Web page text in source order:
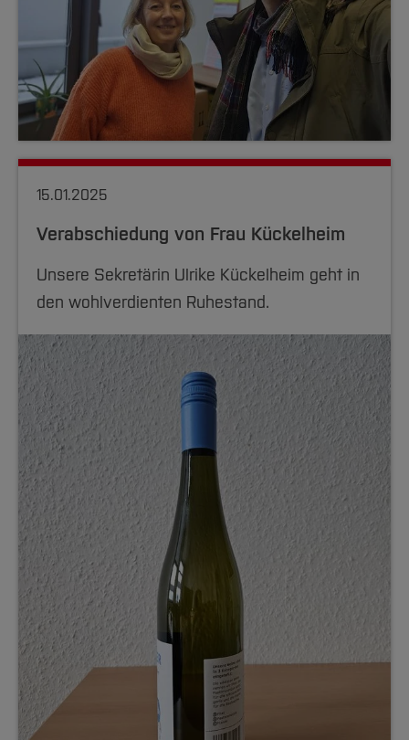
15.01.2025
Verabschiedung von Frau Kückelheim
Unsere Sekretärin Ulrike Kückelheim geht in
den wohlverdienten Ruhestand.